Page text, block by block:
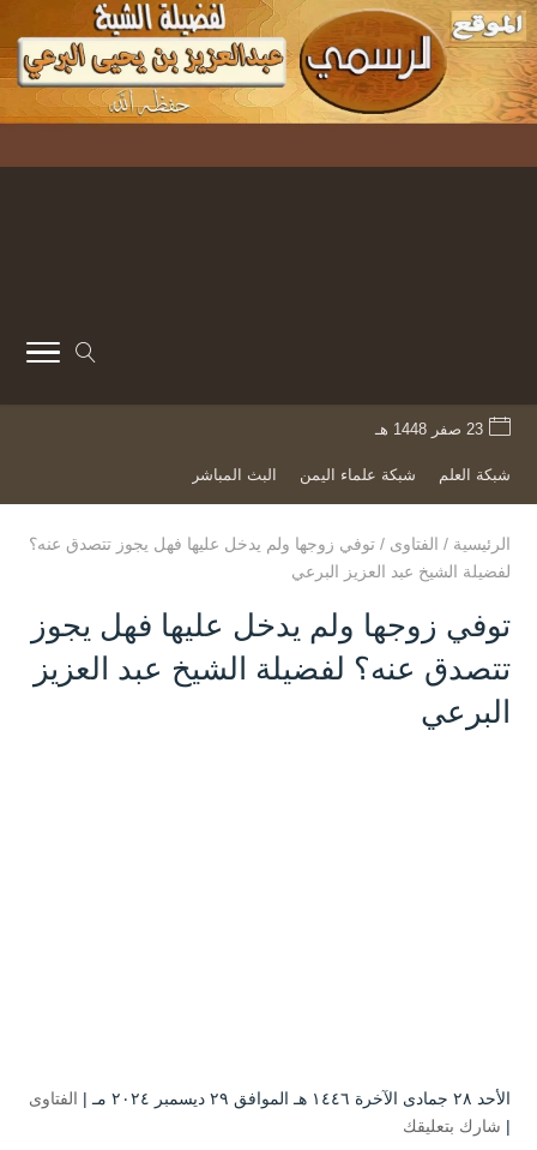
23 صفر 1448 هـ
شبكة العلم شبكة علماء اليمن البث المباشر
الرئيسية / الفتاوى / توفي زوجها ولم يدخل عليها فهل يجوز تتصدق عنه؟
لفضيلة الشيخ عبد العزيز البرعي
توفي زوجها ولم يدخل عليها فهل يجوز
تتصدق عنه؟ لفضيلة الشيخ عبد العزيز
البرعي
الأحد ۲۸ جمادى الآخرة ۱٤٤٦ هـ الموافق ۲۹ ديسمبر ۲۰۲٤ مـ |
الفتاوى
| شارك بتعليقك